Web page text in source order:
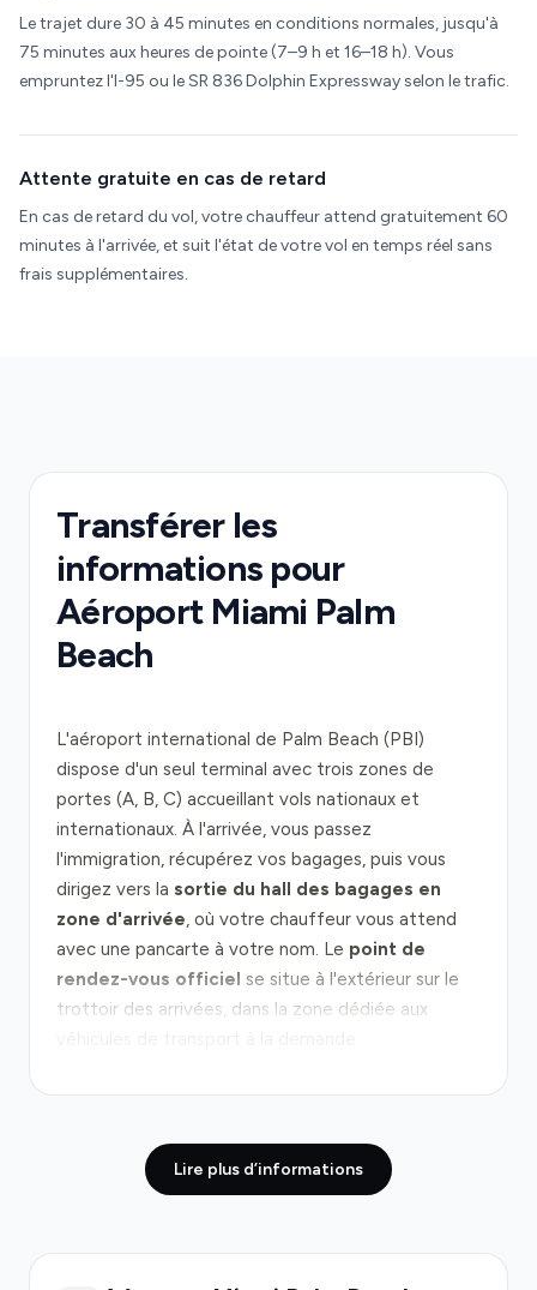
Le trajet dure 30 à 45 minutes en conditions normales, jusqu'à
75 minutes aux heures de pointe (7–9 h et 16–18 h). Vous
empruntez l'I-95 ou le SR 836 Dolphin Expressway selon le trafic.
Attente gratuite en cas de retard
En cas de retard du vol, votre chauffeur attend gratuitement 60
minutes à l'arrivée, et suit l'état de votre vol en temps réel sans
frais supplémentaires.
Transférer les
informations pour
Aéroport Miami Palm
Beach
L'aéroport international de Palm Beach (PBI)
dispose d'un seul terminal avec trois zones de
portes (A, B, C) accueillant vols nationaux et
internationaux. À l'arrivée, vous passez
l'immigration, récupérez vos bagages, puis vous
dirigez vers la sortie du hall des bagages en
zone d'arrivée, où votre chauffeur vous attend
avec une pancarte à votre nom. Le point de
rendez-vous officiel se situe à l'extérieur sur le
trottoir des arrivées, dans la zone dédiée aux
Expressway
. En conditions normales, le trajet dure
entre 30 et 45 minutes jusqu'au centre-ville; en
Lire plus d’informations